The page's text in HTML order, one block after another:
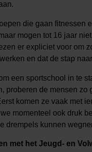
die gaan fitnessen
mogen tot 16 jaar
er expliciet voor om
en dat de stap
een sportschool in te
proberen de mensen
komen ze vaak met
momenteel ook druk
drempels kunnen
met het Jeugd- en